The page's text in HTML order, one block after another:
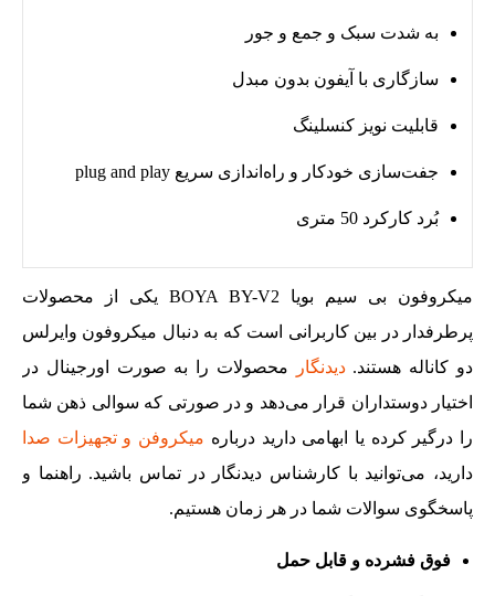
به شدت سبک و جمع و جور
سازگاری با آیفون بدون مبدل
قابلیت نویز کنسلینگ
جفت‌سازی خودکار و راه‌اندازی سریع plug and play
بُرد کارکرد 50 متری
میکروفون بی سیم بویا BOYA BY-V2 یکی از محصولات
پرطرفدار در بین کاربرانی است که به دنبال میکروفون وایرلس
دو کاناله هستند.دیدنگار
محصولات را به صورت اورجینال در
اختیار دوستداران قرار می‌دهد و در صورتی که سوالی ذهن شما
را درگیر کرده یا ابهامی دارید درباره میکروفن و تجهیزات صدا
دارید، می‌توانید با کارشناس دیدنگار در تماس باشید. راهنما و
پاسخگوی سوالات شما در هر زمان هستیم.
فوق فشرده و قابل حمل